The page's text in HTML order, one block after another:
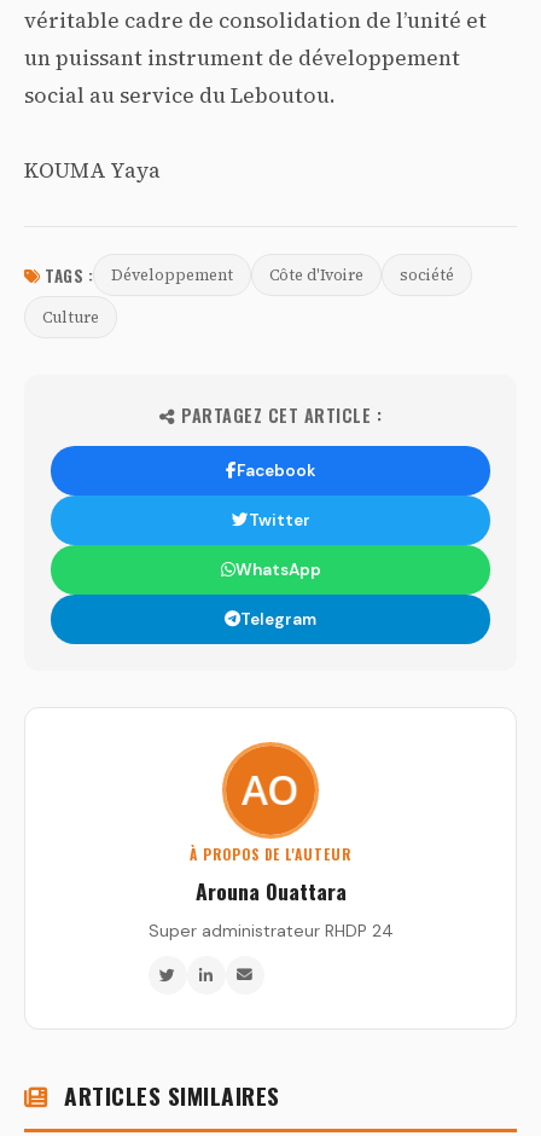
véritable cadre de consolidation de l’unité et
un puissant instrument de développement
social au service du Leboutou.
KOUMA Yaya
TAGS : Développement Côte d'Ivoire société
Culture
PARTAGEZ CET ARTICLE :
Facebook
Twitter
WhatsApp
Telegram
À PROPOS DE L'AUTEUR
Arouna Ouattara
Super administrateur RHDP 24
ARTICLES SIMILAIRES